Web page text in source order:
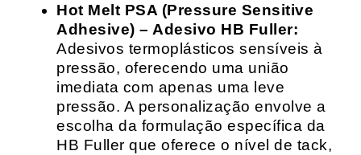
Hot Melt PSA (Pressure Sensitive
Adhesive) – Adesivo HB Fuller:
Adesivos termoplásticos sensíveis à
pressão, oferecendo uma união
imediata com apenas uma leve
pressão. A personalização envolve a
escolha da formulação específica da
HB Fuller que oferece o nível de tack,